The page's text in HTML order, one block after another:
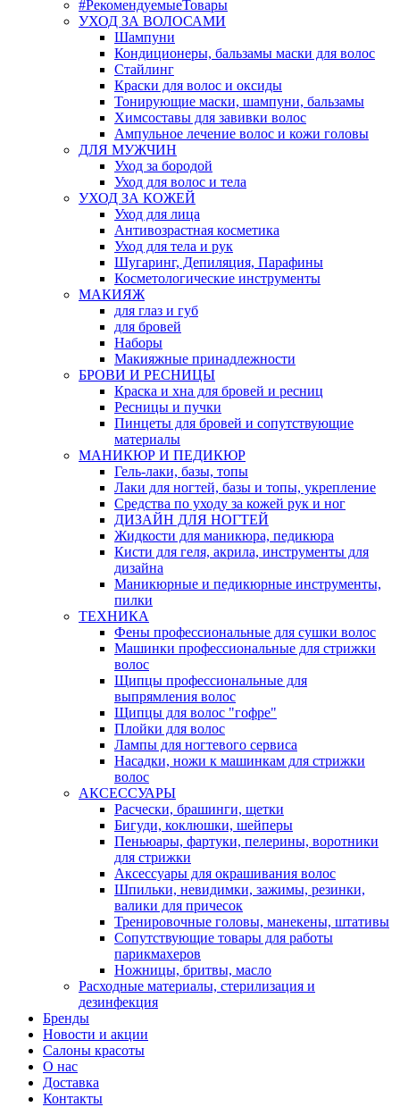
#РекомендуемыеТовары
УХОД ЗА ВОЛОСАМИ
Шампуни
Кондиционеры, бальзамы маски для волос
Стайлинг
Краски для волос и оксиды
Тонирующие маски, шампуни, бальзамы
Химсоставы для завивки волос
Ампульное лечение волос и кожи головы
ДЛЯ МУЖЧИН
Уход за бородой
Уход для волос и тела
УХОД ЗА КОЖЕЙ
Уход для лица
Антивозрастная косметика
Уход для тела и рук
Шугаринг, Депиляция, Парафины
Косметологические инструменты
МАКИЯЖ
для глаз и губ
для бровей
Наборы
Макияжные принадлежности
БРОВИ И РЕСНИЦЫ
Краска и хна для бровей и ресниц
Ресницы и пучки
Пинцеты для бровей и сопутствующие
материалы
МАНИКЮР И ПЕДИКЮР
Гель-лаки, базы, топы
Лаки для ногтей, базы и топы, укрепление
Средства по уходу за кожей рук и ног
ДИЗАЙН ДЛЯ НОГТЕЙ
Жидкости для маникюра, педикюра
Кисти для геля, акрила, инструменты для
дизайна
Маникюрные и педикюрные инструменты,
пилки
ТЕХНИКА
Фены профессиональные для сушки волос
Машинки профессиональные для стрижки
волос
Щипцы профессиональные для
выпрямления волос
Щипцы для волос "гофре"
Плойки для волос
Лампы для ногтевого сервиса
Насадки, ножи к машинкам для стрижки
волос
АКСЕССУАРЫ
Расчески, брашинги, щетки
Бигуди, коклюшки, шейперы
Пеньюары, фартуки, пелерины, воротники
для стрижки
Аксессуары для окрашивания волос
Шпильки, невидимки, зажимы, резинки,
валики для причесок
Тренировочные головы, манекены, штативы
Сопутствующие товары для работы
парикмахеров
Ножницы, бритвы, масло
Расходные материалы, стерилизация и
дезинфекция
Бренды
Новости и акции
Салоны красоты
О нас
Доставка
Контакты